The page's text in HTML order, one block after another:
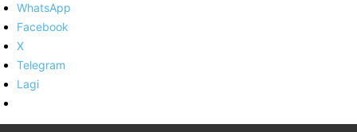
WhatsApp
Facebook
X
Telegram
Lagi